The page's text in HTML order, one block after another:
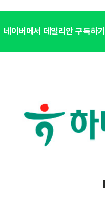
네이버에서 데일리안 구독하기